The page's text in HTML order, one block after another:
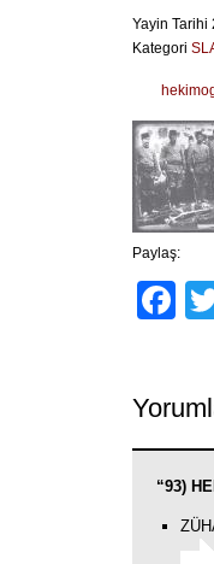
Yayin Tarihi
Kategori
Paylaş:
“93)